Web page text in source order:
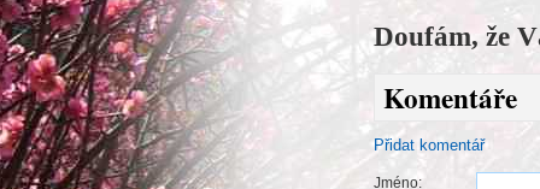
Doufám, že
Komentáře
Přidat komentář
Jméno: